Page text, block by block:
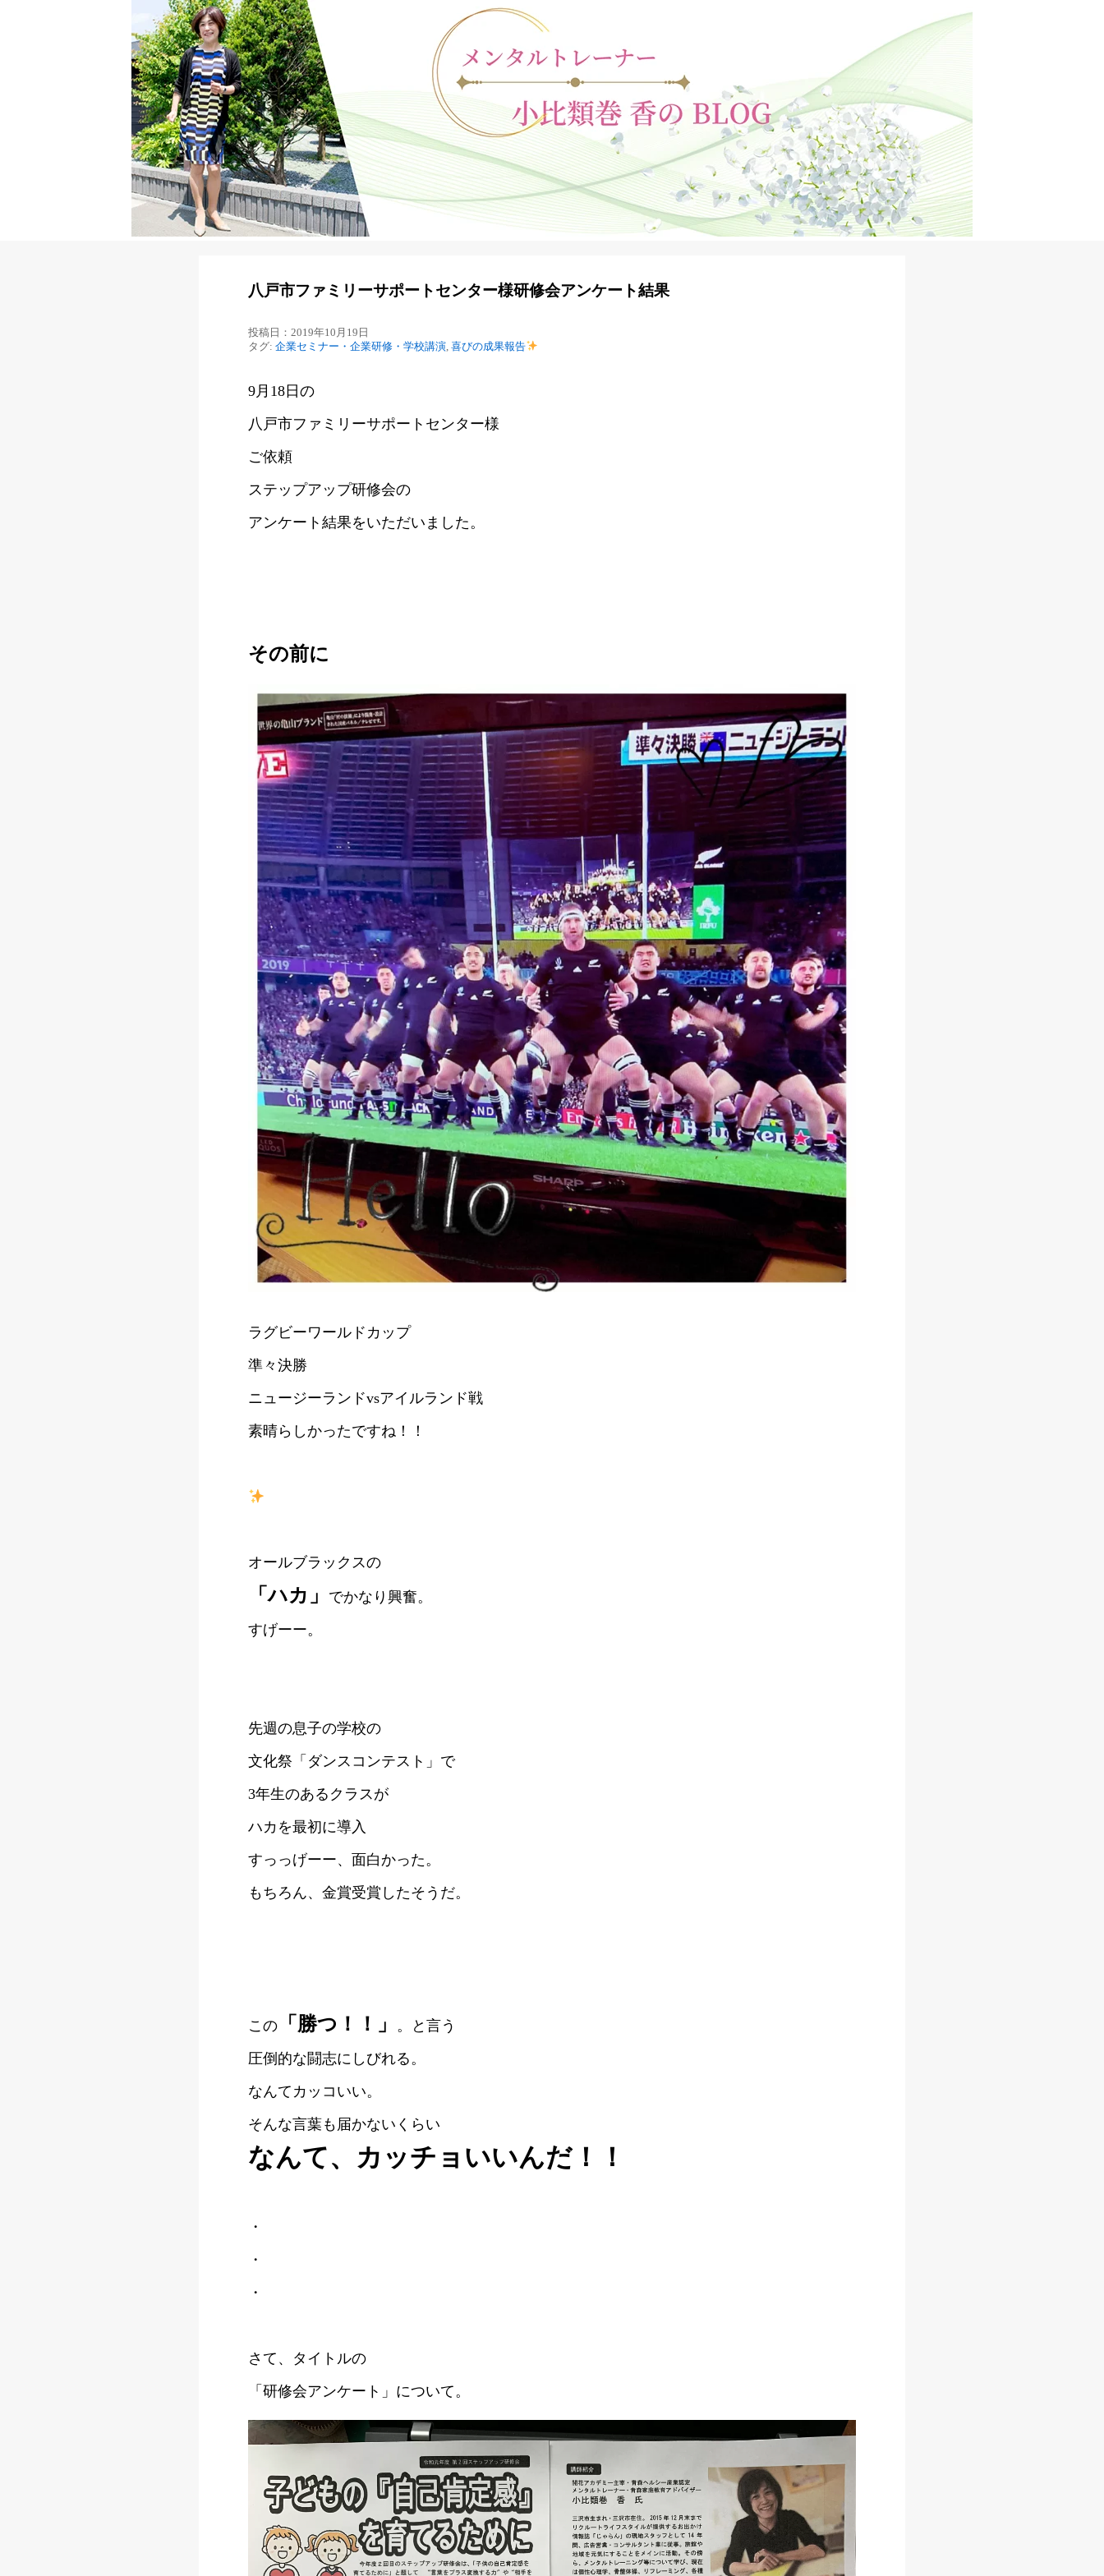
八戸市ファミリーサポートセンター様研修会アンケート結果
投稿日：2019年10月19日
タグ: 企業セミナー・企業研修・学校講演, 喜びの成果報告
9月18日の
八戸市ファミリーサポートセンター様
ご依頼
ステップアップ研修会の
アンケート結果をいただいました。
その前に
ラグビーワールドカップ
準々決勝
ニュージーランドvsアイルランド戦
素晴らしかったですね！！
オールブラックスの
「ハカ」
でかなり興奮。
すげーー。
先週の息子の学校の
文化祭「ダンスコンテスト」で
3年生のあるクラスが
ハカを最初に導入
すっっげーー、面白かった。
もちろん、金賞受賞したそうだ。
この 「勝つ！！」
。と言う
圧倒的な闘志にしびれる。
なんてカッコいい。
そんな言葉も届かないくらい
なんて、カッチョいいんだ！！
・
・
・
さて、タイトルの
「研修会アンケート」について。